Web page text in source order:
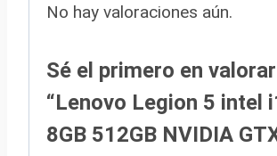
No hay valoraciones aún.
Sé el primero en valorar
“Lenovo Legion 5 intel
8GB 512GB NVIDIA